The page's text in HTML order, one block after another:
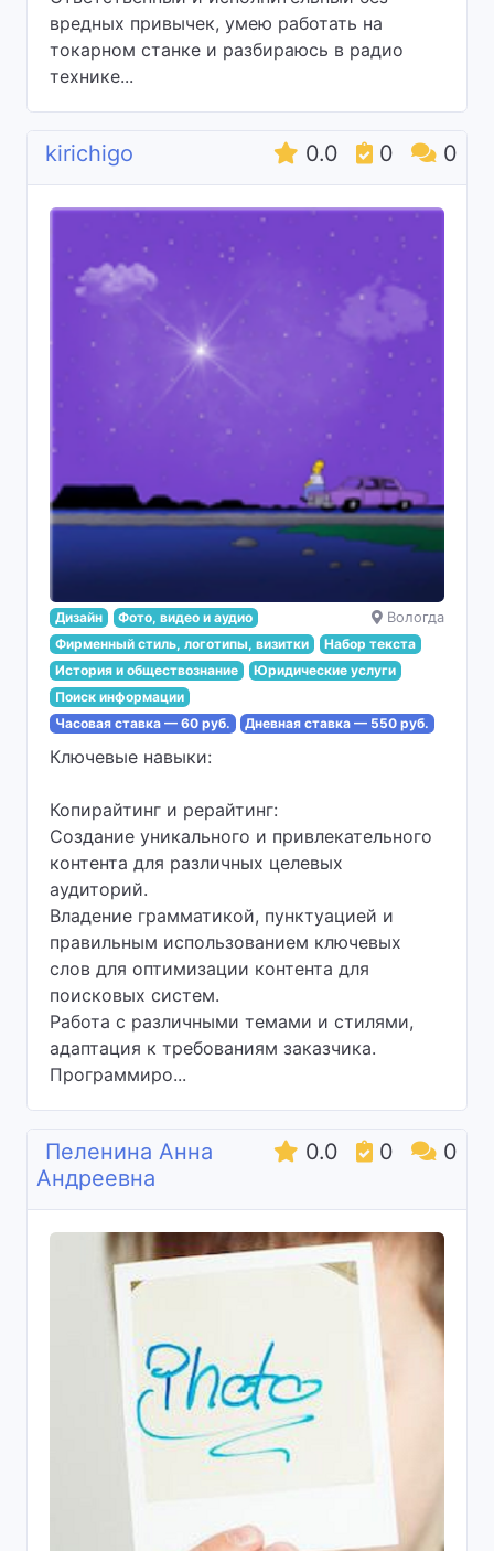
вредных привычек, умею работать на
токарном станке и разбираюсь в радио
технике...
0.0 0 0
kirichigo
Вологда
Дизайн
Фото, видео и аудио
Фирменный стиль, логотипы, визитки
Набор текста
История и обществознание
Юридические услуги
Поиск информации
Часовая ставка — 60 руб.
Дневная ставка — 550 руб.
Ключевые навыки:
Копирайтинг и рерайтинг:
Создание уникального и привлекательного
контента для различных целевых
аудиторий.
Владение грамматикой, пунктуацией и
правильным использованием ключевых
слов для оптимизации контента для
поисковых систем.
Работа с различными темами и стилями,
адаптация к требованиям заказчика.
Программиро...
0.0 0 0
Пеленина Анна
Андреевна